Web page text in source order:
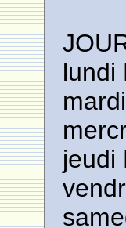
lundi
jeudi